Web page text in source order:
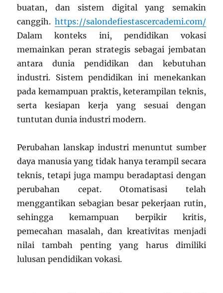
buatan, dan sistem digital yang semakin
canggih. https://salondefiestascercademi.com/
Dalam konteks ini, pendidikan vokasi
memainkan peran strategis sebagai jembatan
antara dunia pendidikan dan kebutuhan
industri. Sistem pendidikan ini menekankan
pada kemampuan praktis, keterampilan teknis,
serta kesiapan kerja yang sesuai dengan
tuntutan dunia industri modern.
Perubahan lanskap industri menuntut sumber
daya manusia yang tidak hanya terampil secara
teknis, tetapi juga mampu beradaptasi dengan
perubahan cepat. Otomatisasi telah
menggantikan sebagian besar pekerjaan rutin,
sehingga kemampuan berpikir kritis,
pemecahan masalah, dan kreativitas menjadi
nilai tambah penting yang harus dimiliki
lulusan pendidikan vokasi.